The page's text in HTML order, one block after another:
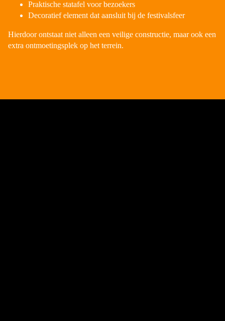
Praktische statafel voor bezoekers
Decoratief element dat aansluit bij de festivalsfeer
Hierdoor ontstaat niet alleen een veilige constructie, maar ook een
extra ontmoetingsplek op het terrein.